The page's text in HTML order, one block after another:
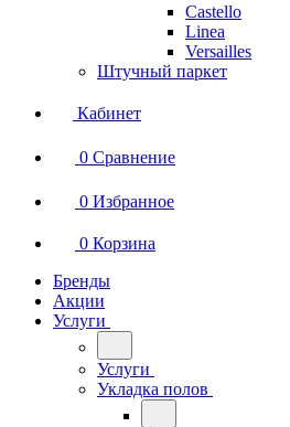
Castello
Linea
Versailles
Штучный паркет
Кабинет
0 Сравнение
0 Избранное
0 Корзина
Бренды
Акции
Услуги
Услуги
Укладка полов